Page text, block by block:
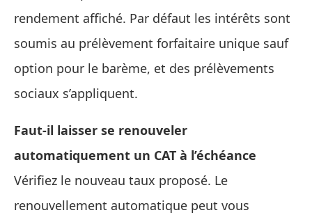
rendement affiché. Par défaut les intérêts sont
soumis au prélèvement forfaitaire unique sauf
option pour le barème, et des prélèvements
sociaux s’appliquent.
Faut‑il laisser se renouveler
automatiquement un CAT à l’échéance
Vérifiez le nouveau taux proposé. Le
renouvellement automatique peut vous